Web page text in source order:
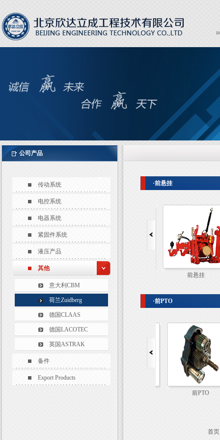
公司产品
传动系统
电控系统
电器系统
紧固件系统
液压产品
其他
意大利CBM
荷兰Zuidberg
德国CLAAS
德国LACOTEC
英国ASTRAK
备件
Export Products
·前悬挂
前悬挂
·前PTO
前PTO
首页